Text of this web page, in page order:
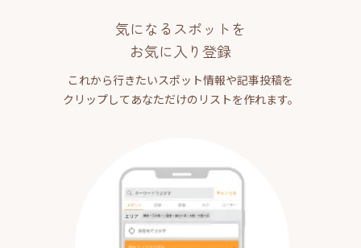
気になるスポットを
お気に入り登録
これから行きたいスポット情報や記事投稿を
クリップしてあなただけのリストを作れます。